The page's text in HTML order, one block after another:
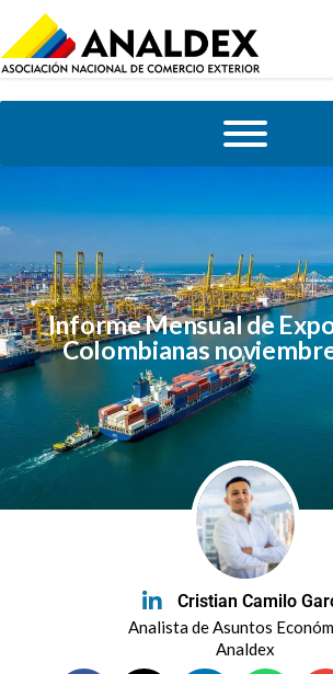
Informe Mensual de
Colombianas
Cristian Camilo
Analista de Asuntos
Analdex